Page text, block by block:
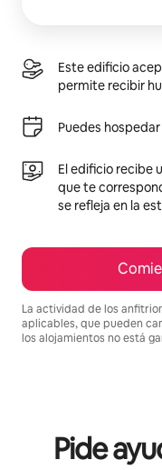
Este edificio
permite recibir
Puedes
El edificio recibe
que te
se refleja en la
La actividad de los
aplicables, que pueden
los alojamientos no está
Pide